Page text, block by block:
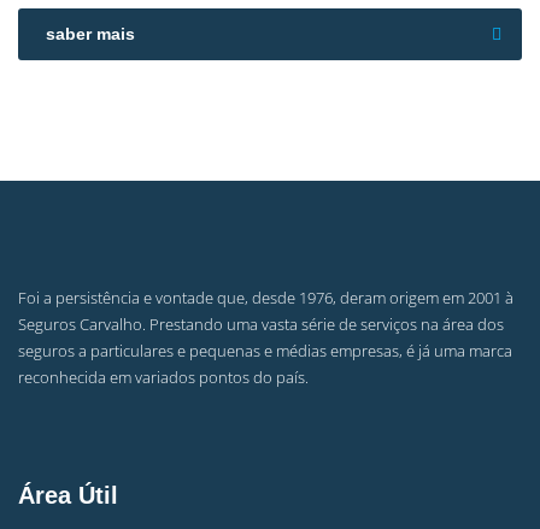
saber mais
Foi a persistência e vontade que, desde 1976, deram origem em 2001 à
Seguros Carvalho. Prestando uma vasta série de serviços na área dos
seguros a particulares e pequenas e médias empresas, é já uma marca
reconhecida em variados pontos do país.
Área Útil